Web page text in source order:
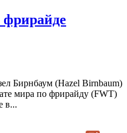
фрирайде
Бирнбаум (Hazel Birnbaum)
мира по фрирайду (FWT)
в...